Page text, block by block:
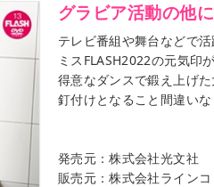
グラビア活動の他
テレビ番組や舞台などで活
ミスFLASH2022の元気印
得意なダンスで鍛え上げ
釘付けとなること間違いな
発売元：株式会社光文社
販売元：株式会社ライン